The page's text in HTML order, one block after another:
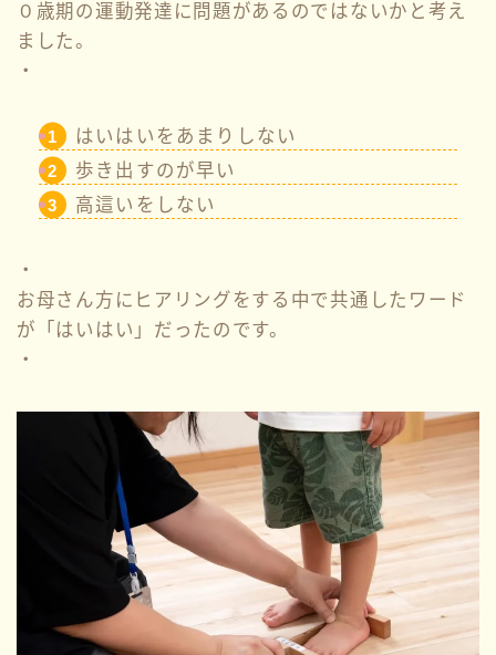
０歳期の運動発達に問題があるのではないかと考え
ました。
・
はいはいをあまりしない
歩き出すのが早い
高這いをしない
・
お母さん方にヒアリングをする中で共通したワード
が「はいはい」だったのです。
・